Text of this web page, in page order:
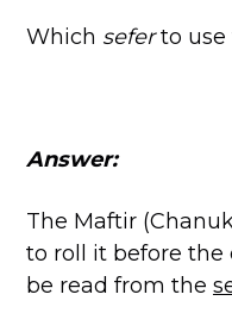
Which seferto use
Answer:
The Maftir
to roll it before the
be read from the